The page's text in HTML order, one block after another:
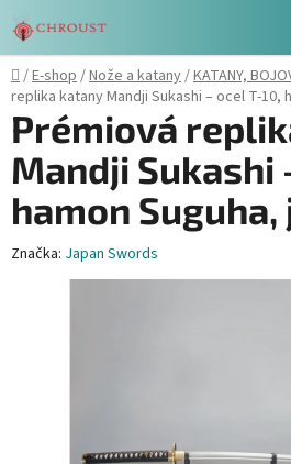
na
obsah
Domů
/E-shop/Nože a katany/KATANY,
replika katany Mandji Sukashi – ocel T-10,
Prémiová
Mandji Sukashi
hamon
Značka: Japan Swords